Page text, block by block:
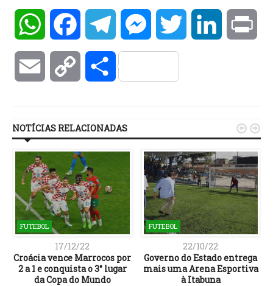
WhatsAppFacebookTelegramMessengerTwitter LinkedIn
Email Copy Compartilhar
NOTÍCIAS RELACIONADAS
FUTEBOL
17/12/22
Croácia vence Marrocos por
2 a 1 e conquista o 3° lugar
da Copa do Mundo
FUTEBOL
22/10/22
Governo do Estado entrega
mais uma Arena Esportiva
à Itabuna
 